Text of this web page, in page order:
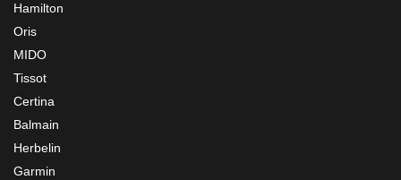
Hamilton
Oris
MIDO
Tissot
Certina
Balmain
Herbelin
Garmin